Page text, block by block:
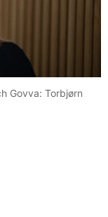
Govva: Torbjørn